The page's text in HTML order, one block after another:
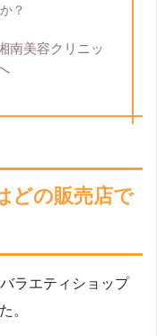
？
南美容クリニッ
どの販売店で
ラエティショップ
。